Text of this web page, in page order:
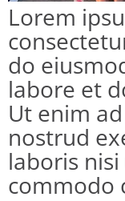
Lorem
do
labore et
Ut enim
nostrud
laboris
commodo